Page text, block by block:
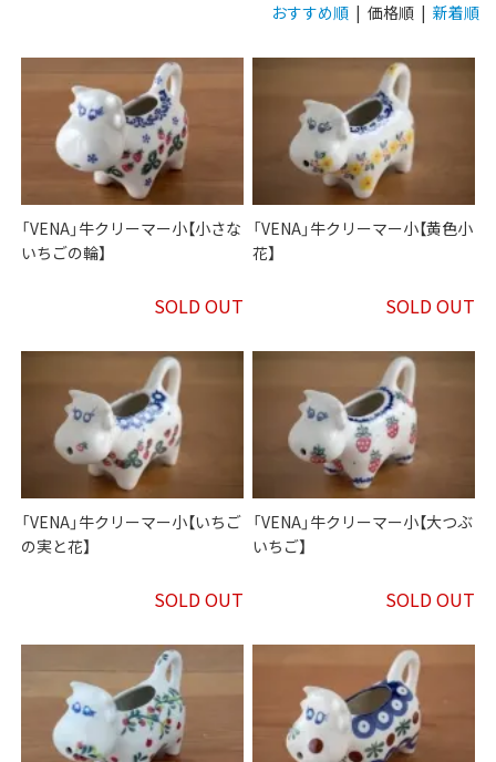
おすすめ順 | 価格順 | 新着順
「VENA」牛クリーマー小【小さな
いちごの輪】
SOLD OUT
「VENA」牛クリーマー小【黄色小
花】
SOLD OUT
「VENA」牛クリーマー小【いちご
の実と花】
SOLD OUT
「VENA」牛クリーマー小【大つぶ
いちご】
SOLD OUT